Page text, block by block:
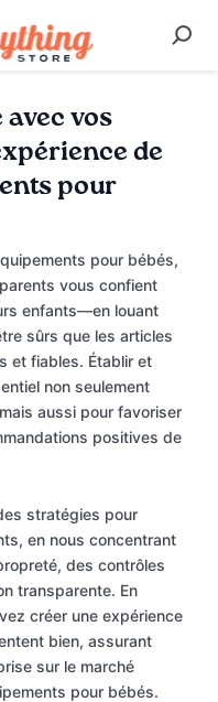
vos
de
pour
pour bébés,
vous confient
enfants—en louant
sûrs que les articles
et fiables. Établir et
non seulement
aussi pour favoriser
positives de
stratégies pour
en nous concentrant
des contrôles
transparente. En
créer une expérience
bien, assurant
sur le marché
pour bébés.